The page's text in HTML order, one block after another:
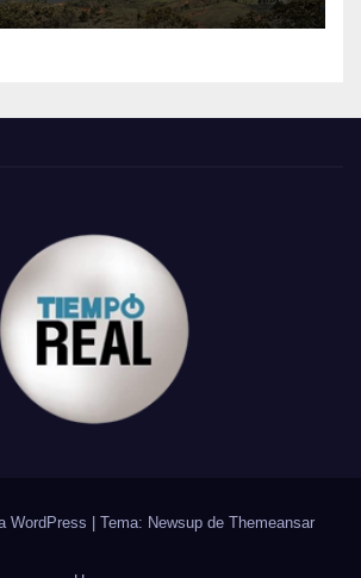
WordPress Tema: Newsup de Themeansar